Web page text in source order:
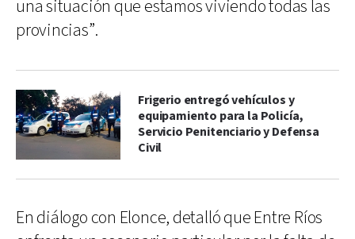
una situación que estamos viviendo todas las
provincias”.
Frigerio entregó vehículos y
equipamiento para la Policía,
Servicio Penitenciario y Defensa
Civil
En diálogo con Elonce, detalló que Entre Ríos